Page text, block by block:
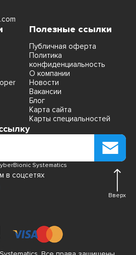
Полезные ссылки
Публичная оферта
Политика
конфиденциальность
О компании
Новости
Вакансии
Блог
Карта сайта
Карты специальностей
Systematics
в соцсетях
Вверх